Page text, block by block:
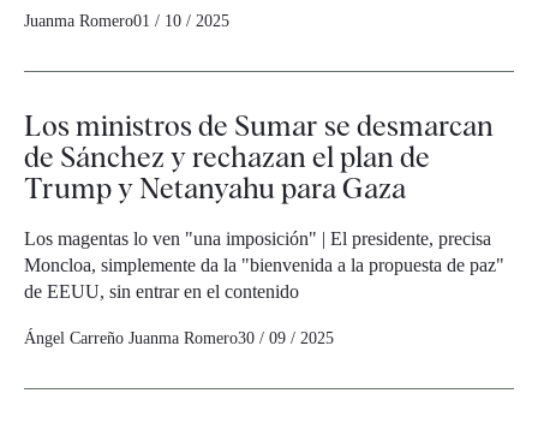
Juanma Romero01 / 10 / 2025
Los ministros de Sumar se desmarcan
de Sánchez y rechazan el plan de
Trump y Netanyahu para Gaza
Los magentas lo ven "una imposición" | El presidente, precisa
Moncloa, simplemente da la "bienvenida a la propuesta de paz"
de EEUU, sin entrar en el contenido
Ángel Carreño Juanma Romero30 / 09 / 2025